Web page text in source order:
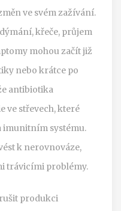
ve svém zažívání.
křeče, průjem
mohou začít již
nebo krátce po
antibiotika
ve střevech, které
systému.
k nerovnováze,
trávicími problémy.
produkci